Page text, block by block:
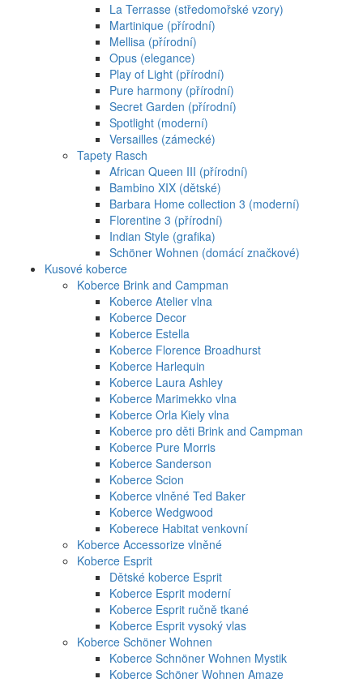
La Terrasse (středomořské vzory)
Martinique (přírodní)
Mellisa (přírodní)
Opus (elegance)
Play of Light (přírodní)
Pure harmony (přírodní)
Secret Garden (přírodní)
Spotlight (moderní)
Versailles (zámecké)
Tapety Rasch
African Queen III (přírodní)
Bambino XIX (dětské)
Barbara Home collection 3 (moderní)
Florentine 3 (přírodní)
Indian Style (grafika)
Schöner Wohnen (domácí značkové)
Kusové koberce
Koberce Brink and Campman
Koberce Atelier vlna
Koberce Decor
Koberce Estella
Koberce Florence Broadhurst
Koberce Harlequin
Koberce Laura Ashley
Koberce Marimekko vlna
Koberce Orla Kiely vlna
Koberce pro děti Brink and Campman
Koberce Pure Morris
Koberce Sanderson
Koberce Scion
Koberce vlněné Ted Baker
Koberce Wedgwood
Koberece Habitat venkovní
Koberce Accessorize vlněné
Koberce Esprit
Dětské koberce Esprit
Koberce Esprit moderní
Koberce Esprit ručně tkané
Koberce Esprit vysoký vlas
Koberce Schöner Wohnen
Koberce Schnöner Wohnen Mystik
Koberce Schöner Wohnen Amaze